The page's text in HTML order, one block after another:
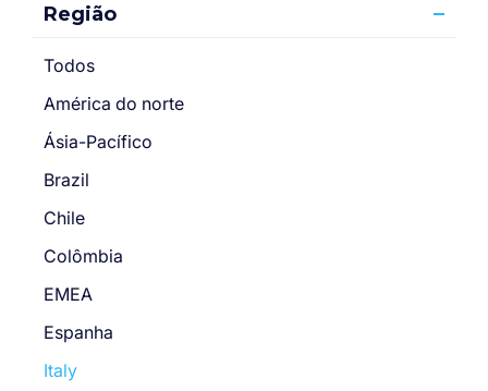
Região
Todos
América do norte
Ásia-Pacífico
Brazil
Chile
Colômbia
EMEA
Espanha
Italy